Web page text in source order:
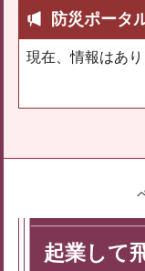
防災ポータ
現在、情報はあり
起業して